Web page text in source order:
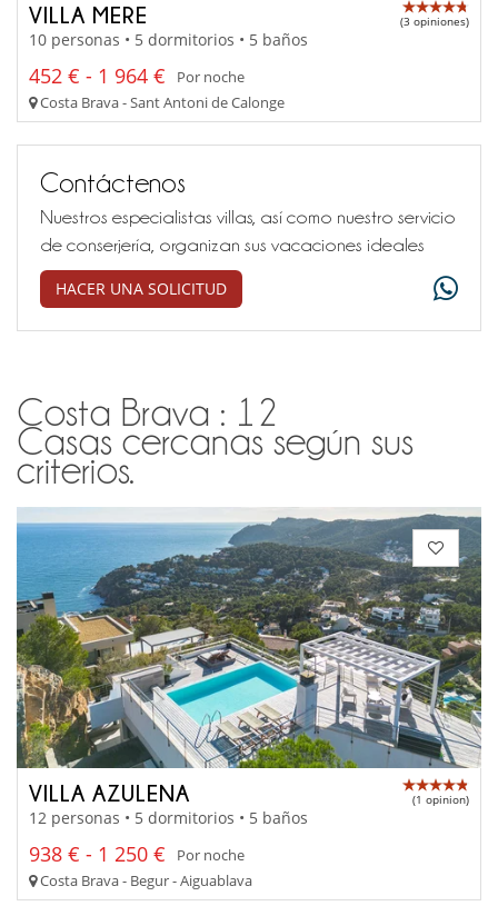
VILLA MERE (3 opiniones)
10 personas • 5 dormitorios • 5 baños
452 € - 1 964 €
Por noche
Costa Brava - Sant Antoni de Calonge
Contáctenos
Nuestros especialistas villas, así como nuestro servicio
de conserjería, organizan sus vacaciones ideales
HACER UNA SOLICITUD
Costa Brava : 12
Casas cercanas según sus
criterios.
VILLA AZULENA (1 opinion)
12 personas • 5 dormitorios • 5 baños
938 € - 1 250 €
Por noche
Costa Brava - Begur - Aiguablava